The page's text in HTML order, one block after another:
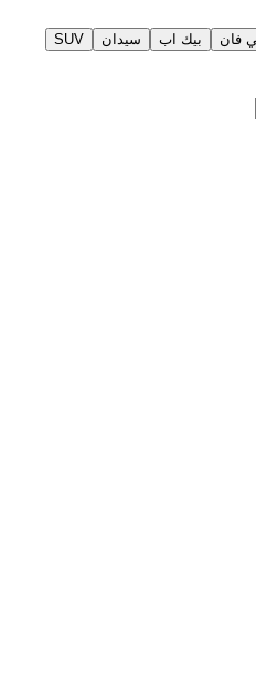
فان بيك اب سيدان SUV